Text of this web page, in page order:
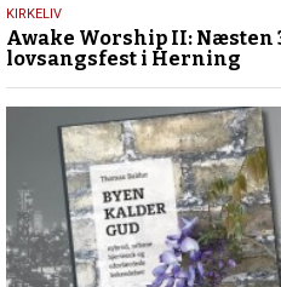
7.
april
2026
KIRKELIV
Awake Worship II: Næsten
lovsangsfest i Herning